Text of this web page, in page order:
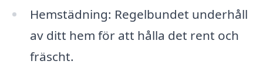
Hemstädning: Regelbundet underhåll
av ditt hem för att hålla det rent och
fräscht.